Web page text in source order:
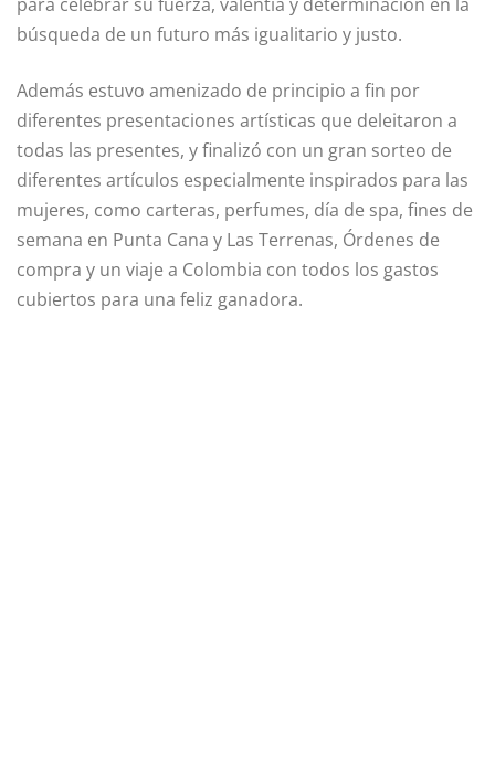
búsqueda de un futuro más igualitario y justo.
Además estuvo amenizado de principio a fin por
diferentes presentaciones artísticas que deleitaron a
todas las presentes, y finalizó con un gran sorteo de
diferentes artículos especialmente inspirados para las
mujeres, como carteras, perfumes, día de spa, fines de
semana en Punta Cana y Las Terrenas, Órdenes de
compra y un viaje a Colombia con todos los gastos
cubiertos para una feliz ganadora.